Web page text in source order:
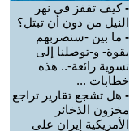
-كيف تقفز في نهر
النيل من دون أن تبتل؟
- ما بين -سنضربهم
بقوة- و-توصلنا إلى
تسوية رائعة-.. هذه
خطابات ...
- هل تشجع تقارير تراجع
مخزون الذخائر
الأمريكية إيران على